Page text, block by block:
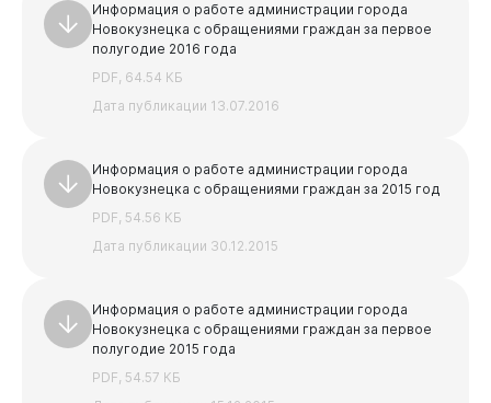
Горожанам
Информация о работе администрации города
Новокузнецка с обращениями граждан за первое
полугодие 2016 года
PDF, 64.54 КБ
Дата публикации 13.07.2016
Информация о работе администрации города
Новокузнецка с обращениями граждан за 2015 год
PDF, 54.56 КБ
Дата публикации 30.12.2015
Информация о работе администрации города
Новокузнецка с обращениями граждан за первое
полугодие 2015 года
PDF, 54.57 КБ